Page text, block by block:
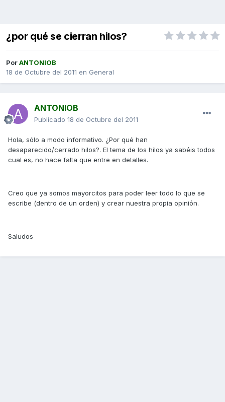
¿por qué se cierran hilos?
PorANTONIOB
18 de Octubre del 2011 en General
ANTONIOB
Publicado 18 de Octubre del 2011
Hola, sólo a modo informativo. ¿Por qué han
desaparecido/cerrado hilos?. El tema de los hilos ya sabéis todos
cual es, no hace falta que entre en detalles.
Creo que ya somos mayorcitos para poder leer todo lo que se
escribe (dentro de un orden) y crear nuestra propia opinión.
Saludos